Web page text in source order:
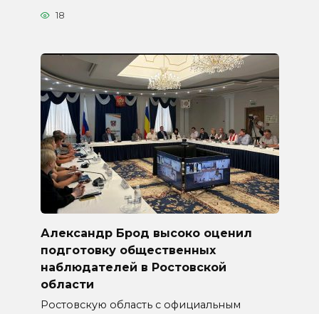
18
Александр Брод высоко оценил
подготовку общественных
наблюдателей в Ростовской
области
Ростовскую область с официальным